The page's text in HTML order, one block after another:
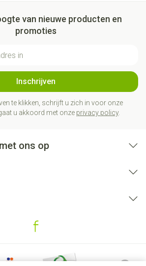
van nieuwe producten en
promoties
Inschrijven
te klikken, schrijft u zich in voor onze
u akkoord met onze privacy policy.
ons op